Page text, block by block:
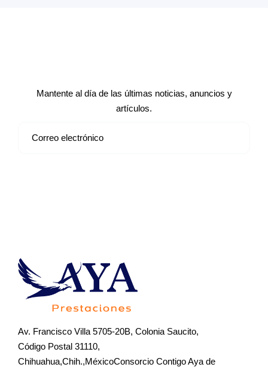
Mantente al día de las últimas noticias, anuncios y
artículos.
Av. Francisco Villa 5705-20B, Colonia Saucito,
Código Postal 31110,
Chihuahua,Chih.,MéxicoConsorcio Contigo Aya de